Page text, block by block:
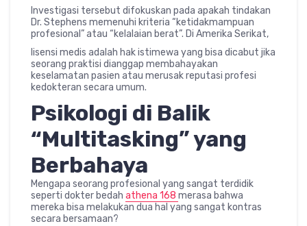
Investigasi tersebut difokuskan pada apakah tindakan
Dr. Stephens memenuhi kriteria “ketidakmampuan
profesional” atau “kelalaian berat”. Di Amerika Serikat,
lisensi medis adalah hak istimewa yang bisa dicabut jika
seorang praktisi dianggap membahayakan
keselamatan pasien atau merusak reputasi profesi
kedokteran secara umum.
Psikologi di Balik
“Multitasking” yang
Berbahaya
Mengapa seorang profesional yang sangat terdidik
seperti dokter bedah athena 168 merasa bahwa
mereka bisa melakukan dua hal yang sangat kontras
secara bersamaan?